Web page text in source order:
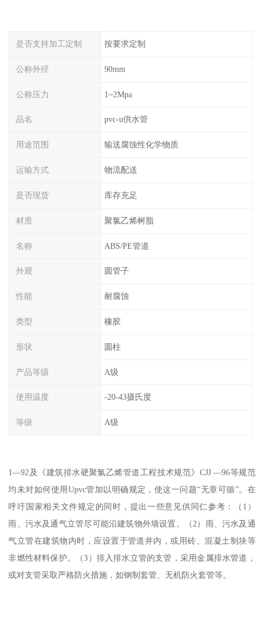
是否支持加工定制 按要求定制
公称外径 90mm
公称压力 1~2Mpa
品名 pvc-u供水管
用途范围 输送腐蚀性化学物质
运输方式 物流配送
是否现货 库存充足
材质 聚氯乙烯树脂
名称 ABS/PE管道
外观 圆管子
性能 耐腐蚀
类型 橡胶
形状 圆柱
产品等级 A级
使用温度 -20-43摄氏度
等级 A级
1—92及《建筑排水硬聚氯乙烯管道工程技术规范》CJJ —96等规范
均未对如何使用Upvc管加以明确规定，使这一问题“无章可循”。在
呼吁国家相关文件规定的同时，提出一些意见供同仁参考：（1）
雨、污水及通气立管尽可能沿建筑物外墙设置。（2）雨、污水及通
气立管在建筑物内时，应设置于管道井内，或用砖、混凝土制块等
非燃性材料保护。（3）排入排水立管的支管，采用金属排水管道，
或对支管采取严格防火措施，如钢制套管、无机防火套管等。